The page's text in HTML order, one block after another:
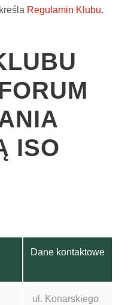
Regulamin Klubu.
ISO
Dane kontaktowe
ul. Konarskiego